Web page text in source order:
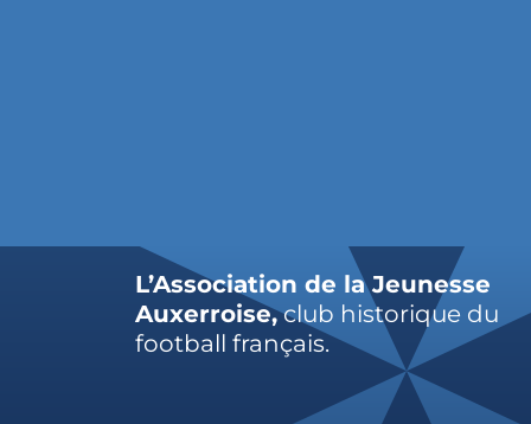
L’Association de la Jeunesse
Auxerroise,club historique du
football français.